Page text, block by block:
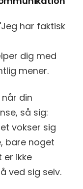
har faktisk
dig med
mener.
din
så sig:
vokser sig
bare noget
er ikke
ved sig selv.